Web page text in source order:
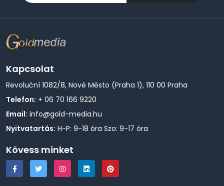
Kapcsolat
Revoluční 1082/8, Nové Město (Praha 1), 110 00 Praha
Telefon: + 06 70 166 9220
Email: info@gold-media.hu
Nyitvatartás: H-P: 9-18 óra Szo: 9-17 óra
Kövess minket